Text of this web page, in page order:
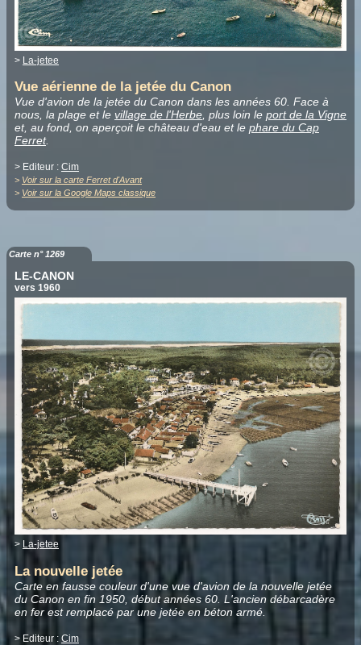
> La-jetee
Vue aérienne de la jetée du Canon
Vue d'avion de la jetée du Canon dans les années 60. Face à
nous, la plage et le village de l'Herbe, plus loin le port de la Vigne
et, au fond, on aperçoit le château d'eau et le phare du Cap
Ferret.
> Editeur : Cim
> Voir sur la carte Ferret d'Avant
> Voir sur la Google Maps classique
Carte n° 1269
LE-CANON
vers 1960
> La-jetee
La nouvelle jetée
Carte en fausse couleur d'une vue d'avion de la nouvelle jetée
du Canon en fin 1950, début années 60. L'ancien débarcadère
en fer est remplacé par une jetée en béton armé.
> Editeur : Cim